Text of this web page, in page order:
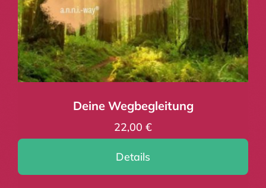
Deine Wegbegleitung
22,00 €
Details